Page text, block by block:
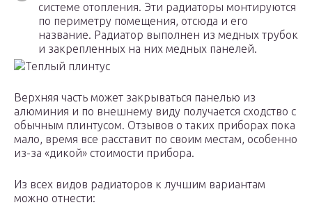
системе отопления. Эти радиаторы монтируются
по периметру помещения, отсюда и его
название. Радиатор выполнен из медных трубок
и закрепленных на них медных панелей.
Теплый плинтус
Верхняя часть может закрываться панелью из
алюминия и по внешнему виду получается сходство с
обычным плинтусом. Отзывов о таких приборах пока
мало, время все расставит по своим местам, особенно
из-за «дикой» стоимости прибора.
Из всех видов радиаторов к лучшим вариантам
можно отнести: